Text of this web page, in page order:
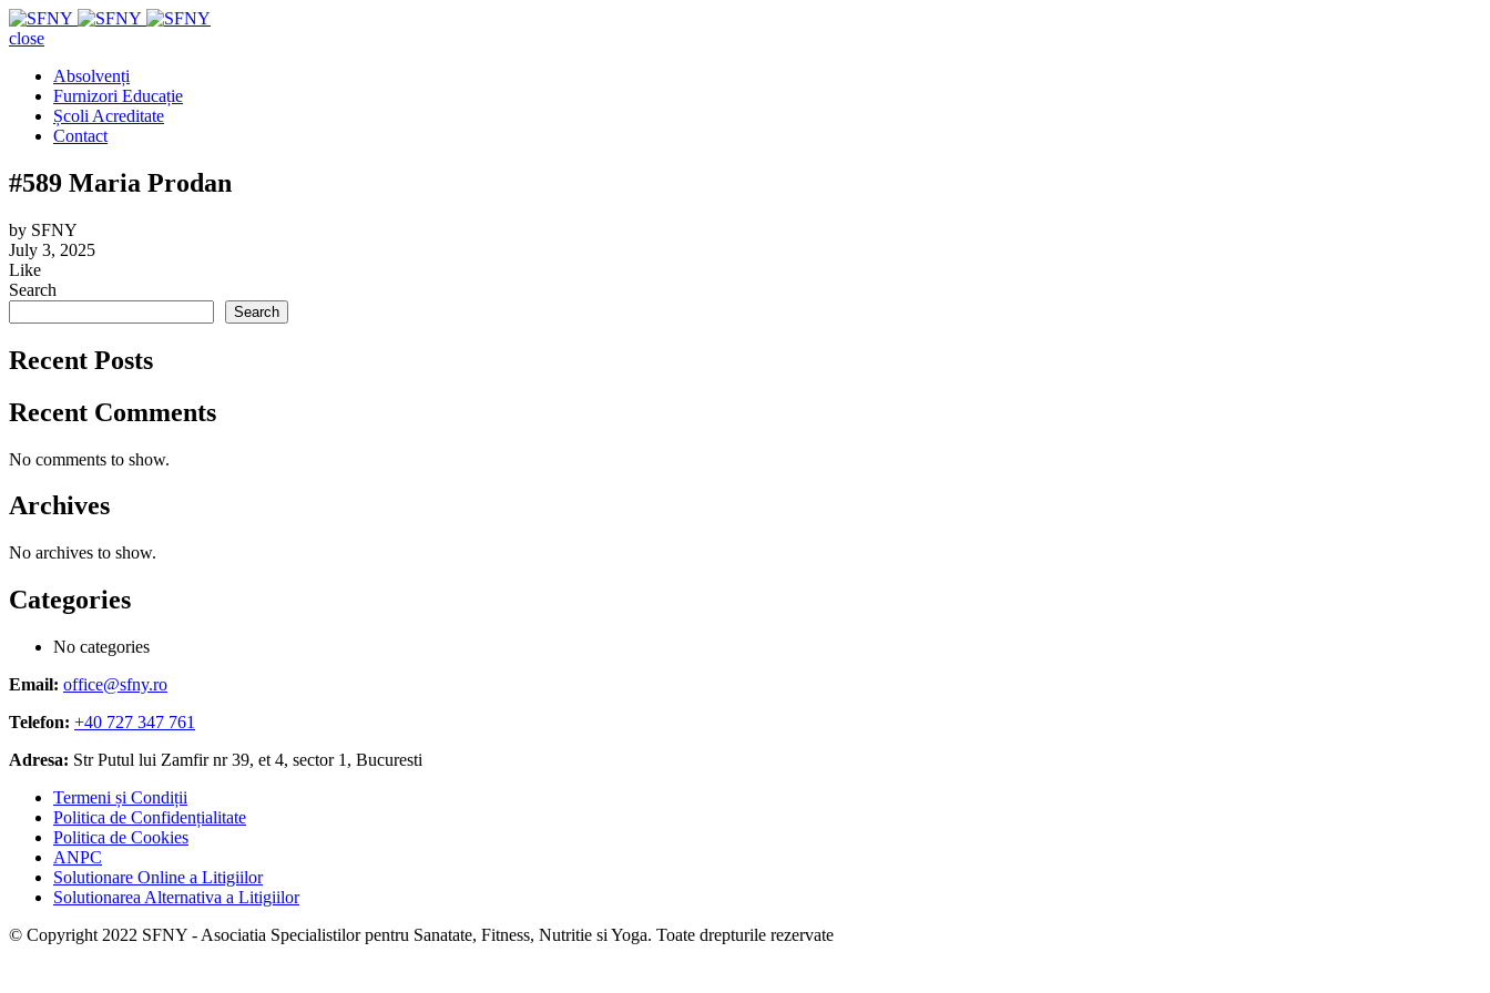
close
Absolvenți
Furnizori Educație
Școli Acreditate
Contact
#589 Maria Prodan
by SFNY
July 3, 2025
Like
Search
Search
Recent Posts
Recent Comments
No comments to show.
Archives
No archives to show.
Categories
No categories
Email: office@sfny.ro
Telefon: +40 727 347 761
Adresa: Str Putul lui Zamfir nr 39, et 4, sector 1, Bucuresti
Termeni și Condiții
Politica de Confidențialitate
Politica de Cookies
ANPC
Solutionare Online a Litigiilor
Solutionarea Alternativa a Litigiilor
© Copyright 2022 SFNY - Asociatia Specialistilor pentru Sanatate, Fitness, Nutritie si Yoga. Toate drepturile rezervate